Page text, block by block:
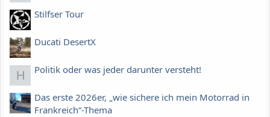
Stilfser Tour
Ducati DesertX
H Politik oder was jeder darunter versteht!
Das erste 2026er, „wie sichere ich mein Motorrad in
Frankreich“-Thema